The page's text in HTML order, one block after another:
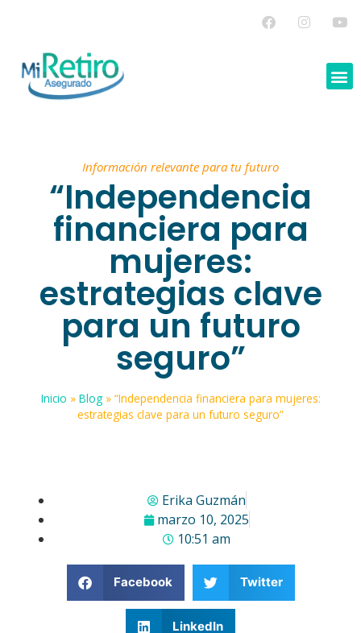
Información relevante para tu futuro
“Independencia
financiera para
mujeres:
estrategias clave
para un futuro
seguro”
Inicio » Blog» “Independencia financiera para mujeres:
estrategias clave para un futuro seguro”
Erika Guzmán
marzo 10, 2025
10:51 am
Facebook Twitter
LinkedIn